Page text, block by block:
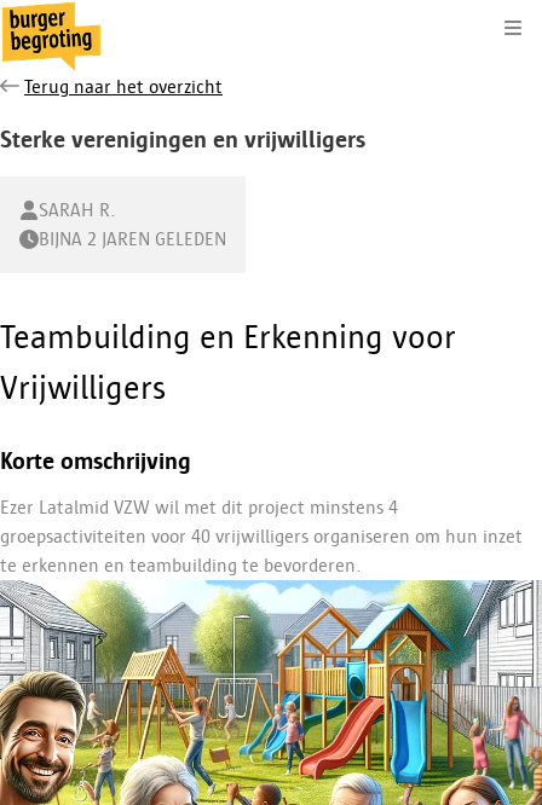
Terug naar het overzicht
Sterke verenigingen en vrijwilligers
SARAH R.
BIJNA 2 JAREN GELEDEN
Teambuilding en Erkenning voor
Vrijwilligers
Korte omschrijving
Ezer Latalmid VZW wil met dit project minstens 4
groepsactiviteiten voor 40 vrijwilligers organiseren om hun inzet
te erkennen en teambuilding te bevorderen.